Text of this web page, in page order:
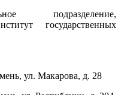
подразделение,
государственных
ул. Макарова, д. 28